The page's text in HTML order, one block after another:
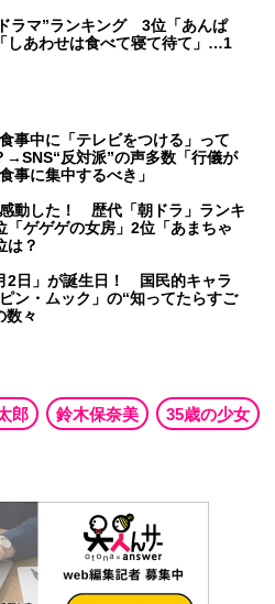
ラマ”ランキング 3位「あんぱ
しあわせは食べて寝て待て」…1
事中に「テレビをつける」って
→SNS“反対派”の声多数「行儀が
事に集中するべき」
動した！ 歴代「朝ドラ」ランキ
ゲゲゲの女房」2位「あまちゃ
は？
2日」が誕生日！ 国民的キャラ
ピン・ムック」の“知ってたらすご
数々
郎 鈴木保奈美 35歳の少女